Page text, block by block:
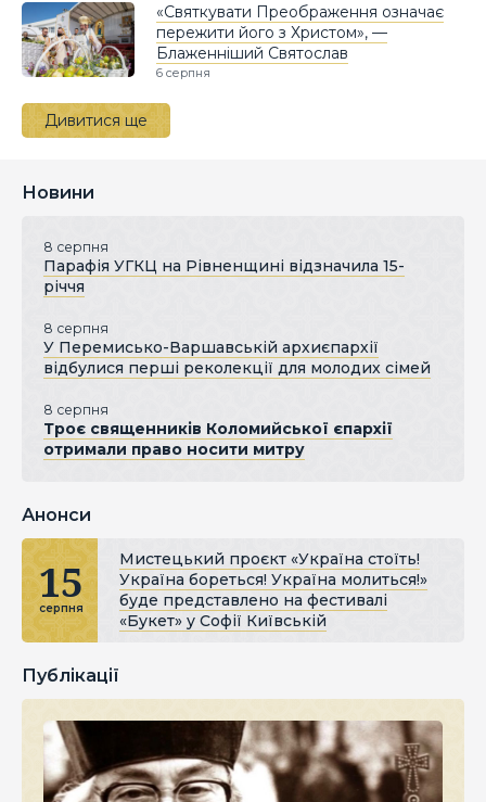
«Святкувати Преображення означає
пережити його з Христом», —
Блаженніший Святослав
6 серпня
Дивитися ще
Новини
8 серпня
Парафія УГКЦ на Рівненщині відзначила 15-
річчя
8 серпня
У Перемисько-Варшавській архиєпархії
відбулися перші реколекції для молодих сімей
8 серпня
Троє священників Коломийської єпархії
отримали право носити митру
Анонси
15
серпня
Мистецький проєкт «Україна стоїть!
Україна бореться! Україна молиться!»
буде представлено на фестивалі
«Букет» у Софії Київській
Публікації